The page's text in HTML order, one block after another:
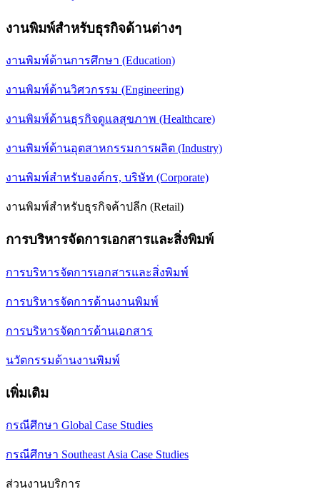
งานพิมพ์สำหรับธุรกิจด้านต่างๆ
งานพิมพ์ด้านการศึกษา (Education)
งานพิมพ์ด้านวิศวกรรม (Engineering)
งานพิมพ์ด้านธุรกิจดูแลสุขภาพ (Healthcare)
งานพิมพ์ด้านอุตสาหกรรมการผลิต (Industry)
งานพิมพ์สำหรับองค์กร, บริษัท (Corporate)
งานพิมพ์สำหรับธุรกิจค้าปลีก (Retail)
การบริหารจัดการเอกสารและสิ่งพิมพ์
การบริหารจัดการเอกสารและสิ่งพิมพ์
การบริหารจัดการด้านงานพิมพ์
การบริหารจัดการด้านเอกสาร
นวัตกรรมด้านงานพิมพ์
เพิ่มเติม
กรณีศึกษา Global Case Studies
กรณีศึกษา Southeast Asia Case Studies
ส่วนงานบริการ